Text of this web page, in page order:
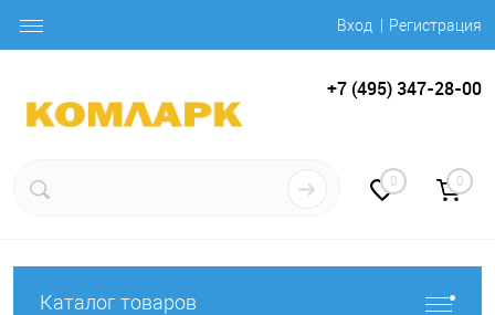
Вход Регистрация
+7 (495) 347-28-00
0 0
Каталог товаров